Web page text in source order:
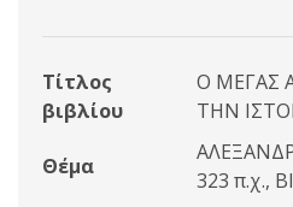
Τίτλος
βιβλίου
Ο ΜΕΓΑΣ
ΤΗΝ
Θέμα
323 π.χ.,